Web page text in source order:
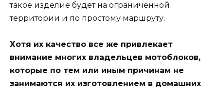
такое изделие будет на ограниченной
территории и по простому маршруту.
Хотя их качество все же привлекает
внимание многих владельцев мотоблоков,
которые по тем или иным причинам не
занимаются их изготовлением в домашних